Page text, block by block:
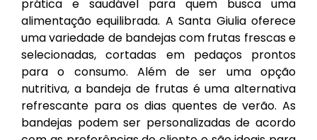
prática e saudável para quem busca uma
alimentação equilibrada. A Santa Giulia oferece
uma variedade de bandejas com frutas frescas e
selecionadas, cortadas em pedaços prontos
para o consumo. Além de ser uma opção
nutritiva, a bandeja de frutas é uma alternativa
refrescante para os dias quentes de verão. As
bandejas podem ser personalizadas de acordo